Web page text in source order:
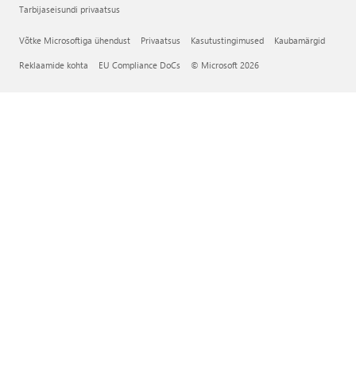
Tarbijaseisundi privaatsus
Võtke Microsoftiga ühendust Privaatsus Kasutustingimused Kaubamärgid
Reklaamide kohta EU Compliance DoCs © Microsoft 2026